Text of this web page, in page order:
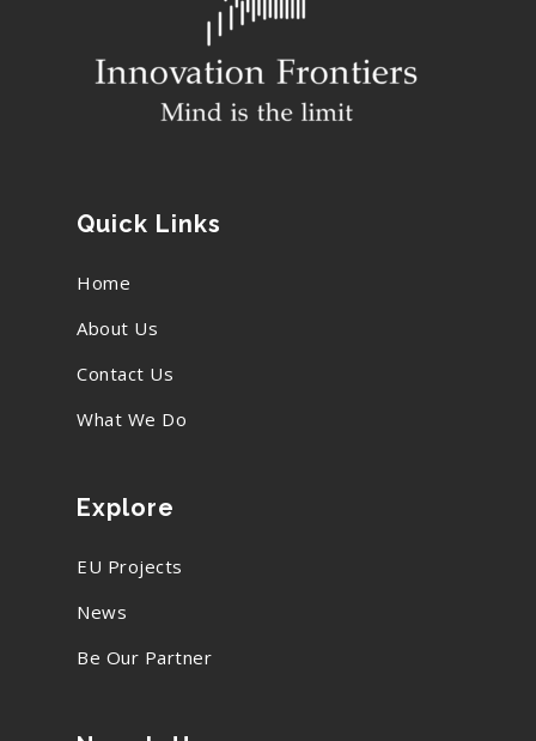
Quick Links
Home
About Us
Contact Us
What We Do
Explore
EU Projects
News
Be Our Partner